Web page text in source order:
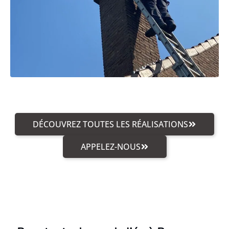
DÉCOUVREZ TOUTES LES RÉALISATIONS
APPELEZ-NOUS